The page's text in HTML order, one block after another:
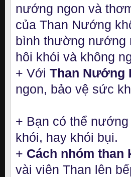
nướng ngon và
của Than Nướng
bình thường nướng
hôi khói và không
+ Với Than Nướng
ngon, bảo vệ sức
+ Bạn có thể
khói, hay khói bụi.
+ Cách nhóm than
vài viên Than lên